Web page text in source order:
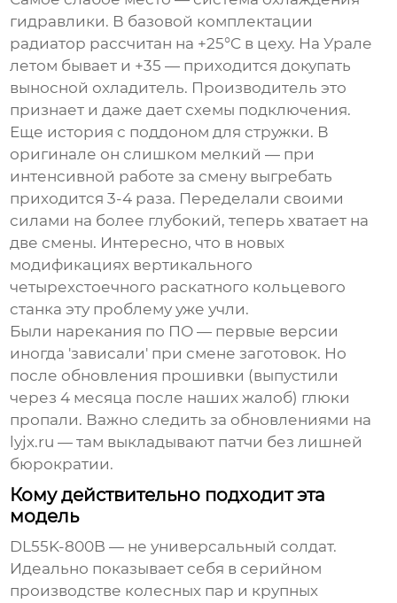
гидравлики. В базовой комплектации
радиатор рассчитан на +25°C в цеху. На Урале
летом бывает и +35 — приходится докупать
выносной охладитель. Производитель это
признает и даже дает схемы подключения.
Еще история с поддоном для стружки. В
оригинале он слишком мелкий — при
интенсивной работе за смену выгребать
приходится 3-4 раза. Переделали своими
силами на более глубокий, теперь хватает на
две смены. Интересно, что в новых
модификациях вертикального
четырехстоечного раскатного кольцевого
станка эту проблему уже учли.
Были нарекания по ПО — первые версии
иногда 'зависали' при смене заготовок. Но
после обновления прошивки (выпустили
через 4 месяца после наших жалоб) глюки
пропали. Важно следить за обновлениями на
lyjx.ru — там выкладывают патчи без лишней
бюрократии.
Кому действительно подходит эта
модель
DL55K-800B — не универсальный солдат.
Идеально показывает себя в серийном
производстве колесных пар и крупных